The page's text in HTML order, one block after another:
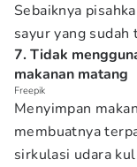
Sebaiknya
sayur yang sudah
7. Tidak
makanan matang
Freepik
Menyimpan
membuatnya
sirkulasi udara